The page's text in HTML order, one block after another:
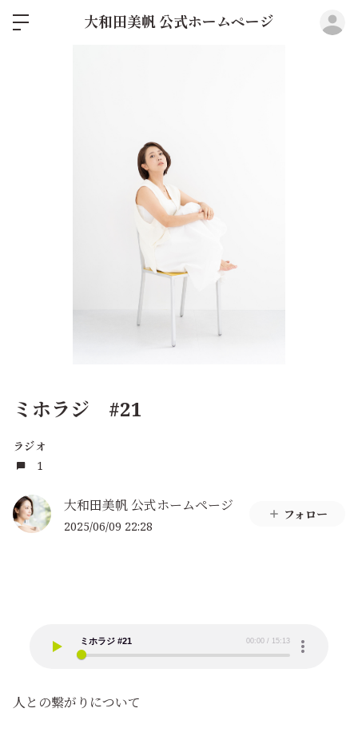
大和田美帆 公式ホームページ
ミホラジ #21
ラジオ
1
大和田美帆 公式ホームページ
2025/06/09 22:28
フォロー
人との繋がりについて